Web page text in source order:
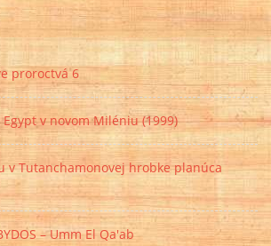
proroctvá 6
v novom Miléniu (1999)
v Tutanchamonovej hrobke planúca
– Umm El Qa'ab